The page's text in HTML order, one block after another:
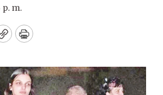
p. m.
CopyPrint